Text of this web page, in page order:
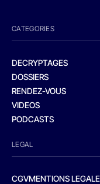
CATEGORIES
DECRYPTAGES
DOSSIERS
RENDEZ-VOUS
VIDEOS
PODCASTS
LEGAL
CGVMENTIONS